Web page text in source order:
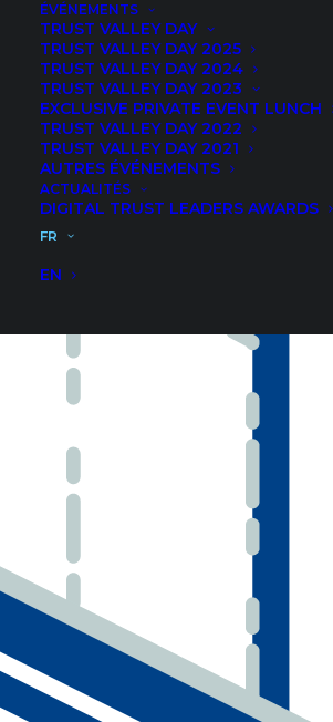
ÉVÉNEMENTS
TRUST VALLEY DAY
TRUST VALLEY DAY 2025
TRUST VALLEY DAY 2024
TRUST VALLEY DAY 2023
EXCLUSIVE PRIVATE EVENT LUNCH
TRUST VALLEY DAY 2022
TRUST VALLEY DAY 2021
AUTRES ÉVÉNEMENTS
ACTUALITÉS
DIGITAL TRUST LEADERS AWARDS
FR
EN